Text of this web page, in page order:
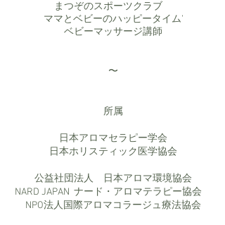
まつぞのスポーツクラブ
ママとベビーのハッピータイム’
ベビーマッサージ講師
〜
所属
​日本アロマセラピー学会
​日本ホリスティック医学協会
公益社団法人 日本アロマ環境協会
NARD JAPAN ナード・アロマテラピー協会
NPO法人国際アロマコラージュ療法協会